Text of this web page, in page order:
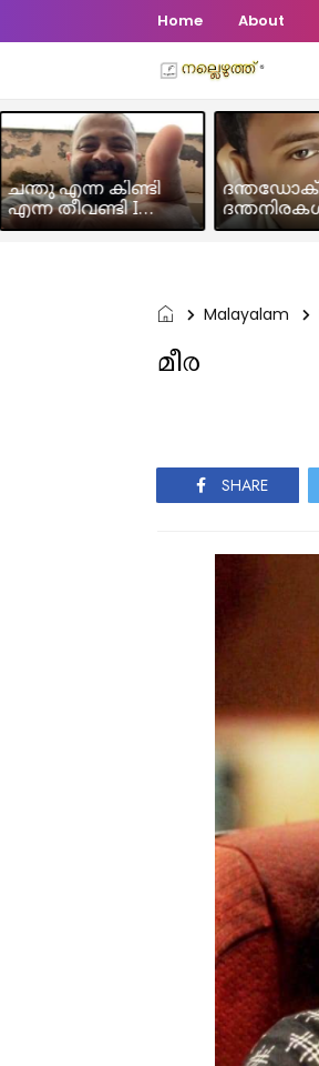
Home About
ചന്തു എന്ന കിണ്ടി
എന്ന തീവണ്ടി I
Humour Story I Rajeev
Humour I
Malayalam
മീര
SHARE